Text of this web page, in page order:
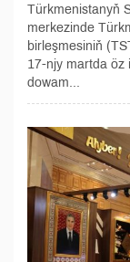
Türkmenistanyň
merkezinde
birleşmesiniň
17-njy martda öz
dowam...